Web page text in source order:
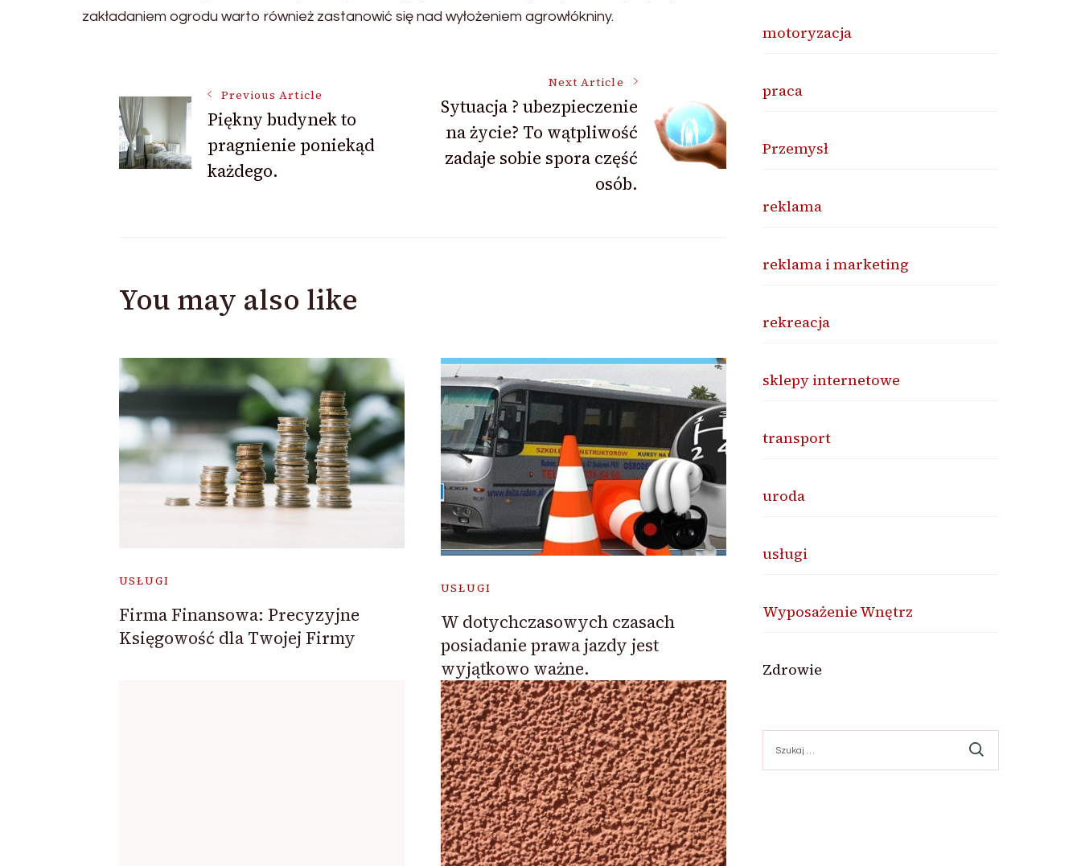
zakładaniem ogrodu warto również zastanowić się nad wyłożeniem agrowłókniny.
Post
Navigation
Previous Article
Piękny budynek to
pragnienie poniekąd
każdego.
Next Article
Sytuacja ? ubezpieczenie
na życie? To wątpliwość
zadaje sobie spora część
osób.
You may also like
USŁUGI
Firma Finansowa: Precyzyjne
Księgowość dla Twojej Firmy
USŁUGI
W dotychczasowych czasach
posiadanie prawa jazdy jest
wyjątkowo ważne.
motoryzacja
praca
Przemysł
reklama
reklama i marketing
rekreacja
sklepy internetowe
transport
uroda
usługi
Wyposażenie Wnętrz
Zdrowie